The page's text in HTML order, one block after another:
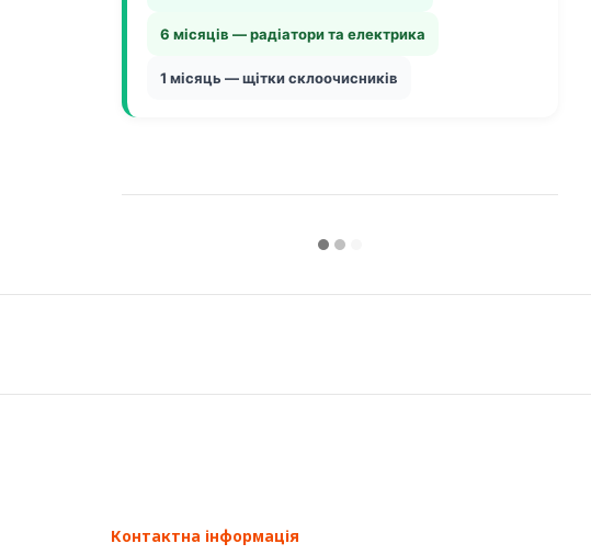
6 місяців — радіатори та електрика
1 місяць — щітки склоочисників
Контактна інформація